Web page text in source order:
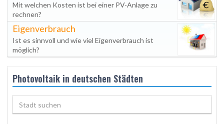
Mit welchen Kosten ist bei einer PV-Anlage zu
rechnen?
Eigenverbrauch
Ist es sinnvoll und wie viel Eigenverbrauch ist
möglich?
Photovoltaik in deutschen Städten